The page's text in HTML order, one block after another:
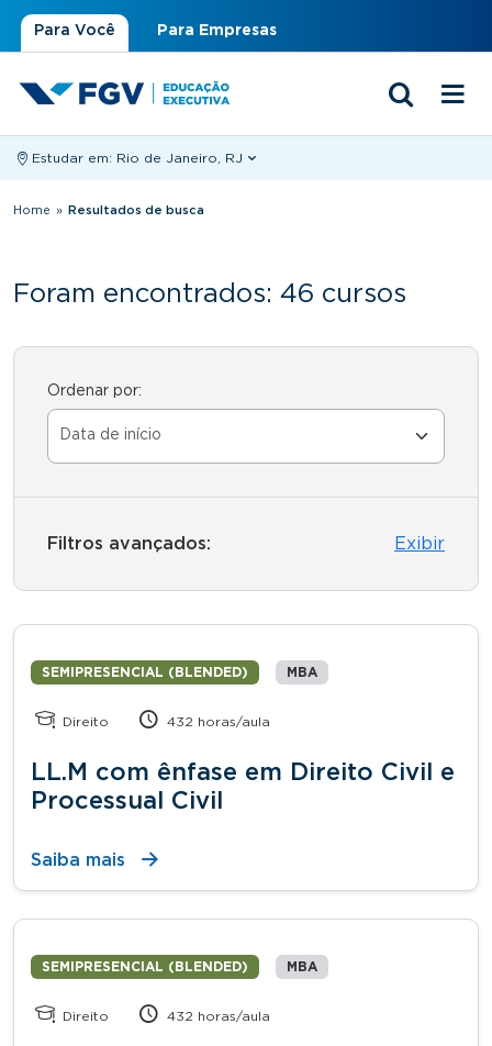
Para Você Para Empresas
Estudar em: Rio de Janeiro, RJ
Você está aqui
Home » Resultados de busca
Foram encontrados: 46 cursos
Ordenar por:
Filtros avançados: Exibir
SEMIPRESENCIAL (BLENDED) MBA
Direito 432 horas/aula
LL.M com ênfase em Direito Civil e
Processual Civil
Saiba mais
SEMIPRESENCIAL (BLENDED) MBA
Direito 432 horas/aula